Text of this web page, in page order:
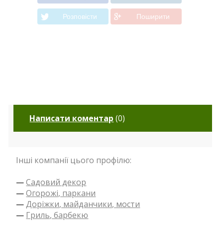
Розповiсти Поширити
Написати коментар (0)
Інші компанії цього профілю:
—Садовий декор
—Огорожі, паркани
—Доріжки, майданчики, мости
— Гриль, барбекю